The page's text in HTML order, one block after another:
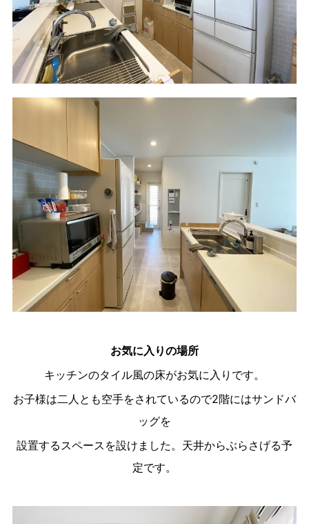
お気に入りの場所
キッチンのタイル風の床がお気に入りです。
お子様は二人とも空手をされているので2階にはサンドバ
ッグを
設置するスペースを設けました。天井からぶらさげる予
定です。